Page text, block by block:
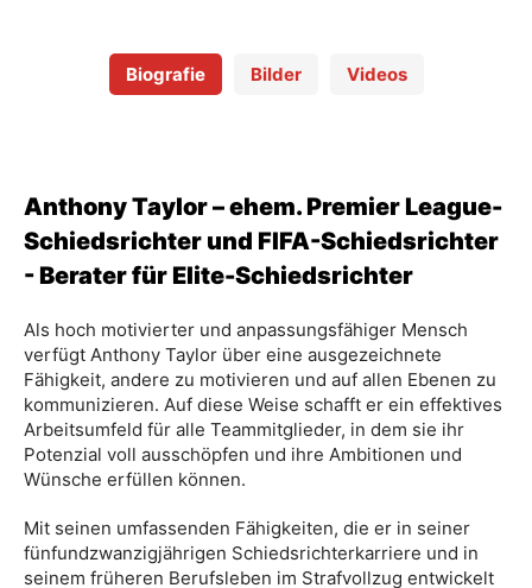
Biografie Bilder Videos
Anthony Taylor – ehem. Premier League-
Schiedsrichter und FIFA-Schiedsrichter
- Berater für Elite-Schiedsrichter
Als hoch motivierter und anpassungsfähiger Mensch
verfügt Anthony Taylor über eine ausgezeichnete
Fähigkeit, andere zu motivieren und auf allen Ebenen zu
kommunizieren. Auf diese Weise schafft er ein effektives
Arbeitsumfeld für alle Teammitglieder, in dem sie ihr
Potenzial voll ausschöpfen und ihre Ambitionen und
Wünsche erfüllen können.
Mit seinen umfassenden Fähigkeiten, die er in seiner
fünfundzwanzigjährigen Schiedsrichterkarriere und in
seinem früheren Berufsleben im Strafvollzug entwickelt